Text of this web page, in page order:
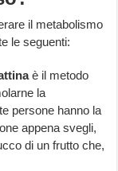
il metabolismo
le seguenti:
è il metodo
la
persone hanno la
appena svegli,
di un frutto che,